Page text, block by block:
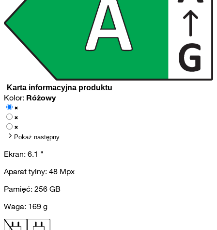
Karta informacyjna produktu
Kolor: Różowy
Pokaż następny
Ekran: 6.1 "
Aparat tylny: 48 Mpx
Pamięć: 256 GB
Waga: 169 g